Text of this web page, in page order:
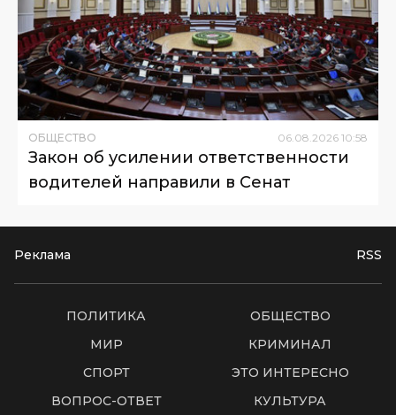
ОБЩЕСТВО 06 08 2026 10:58
Закон об усилении ответственности
водителей направили в Сенат
Реклама RSS
ПОЛИТИКА
ОБЩЕСТВО
МИР
КРИМИНАЛ
СПОРТ
ЭТО ИНТЕРЕСНО
ВОПРОС-ОТВЕТ
КУЛЬТУРА